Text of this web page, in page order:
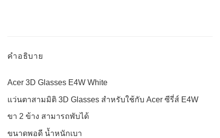
คำอธิบาย
Acer 3D Glasses E4W White
แว่นตาสามมิติ 3D Glasses สำหรับใช้กับ Acer ซีรี่ส์ E4W
ขา 2 ข้าง สามารถพับได้
ขนาดพอดี น้ำหนักเบา